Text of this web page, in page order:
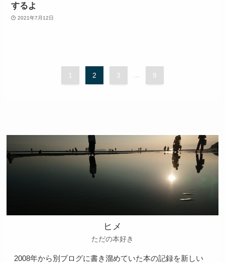
するよ
2021年7月12日
1 2 3 9
ヒメ
ただの本好き
2008年から別ブログに書き溜めていた本の記録を新しい